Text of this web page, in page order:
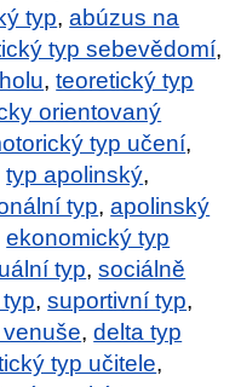
typ,abúzus na
typ sebevědomí,
,teoretický typ
orientovaný
typ učení,
typ apolinský,
typ,apolinský
ekonomický typ
typ,sociálně
,suportivní typ,
,delta typ
typ učitele,